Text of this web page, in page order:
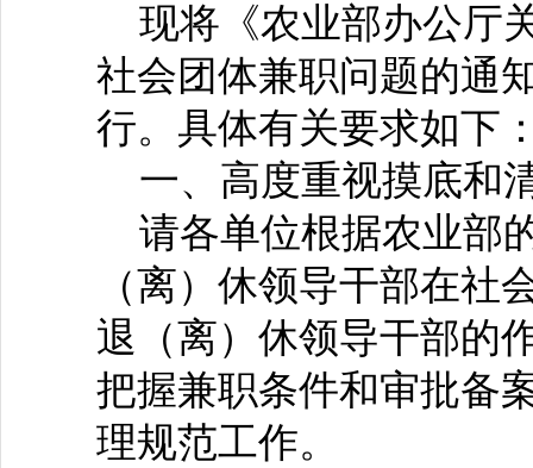
现将《农业部办公厅
社会团体兼职问题的通
行。具体有关要求如下
一、高度重视摸底和
请各单位根据农业部
（离）休领导干部在社
退（离）休领导干部的
把握兼职条件和审批备
理规范工作。